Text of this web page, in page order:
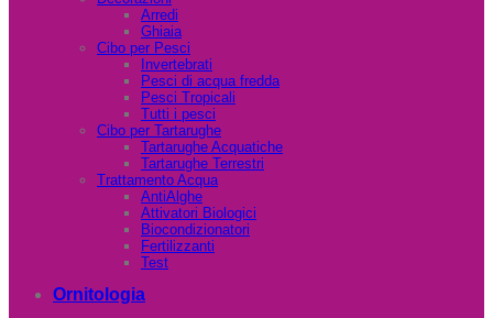
Arredi
Ghiaia
Cibo per Pesci
Invertebrati
Pesci di acqua fredda
Pesci Tropicali
Tutti i pesci
Cibo per Tartarughe
Tartarughe Acquatiche
Tartarughe Terrestri
Trattamento Acqua
AntiAlghe
Attivatori Biologici
Biocondizionatori
Fertilizzanti
Test
Ornitologia